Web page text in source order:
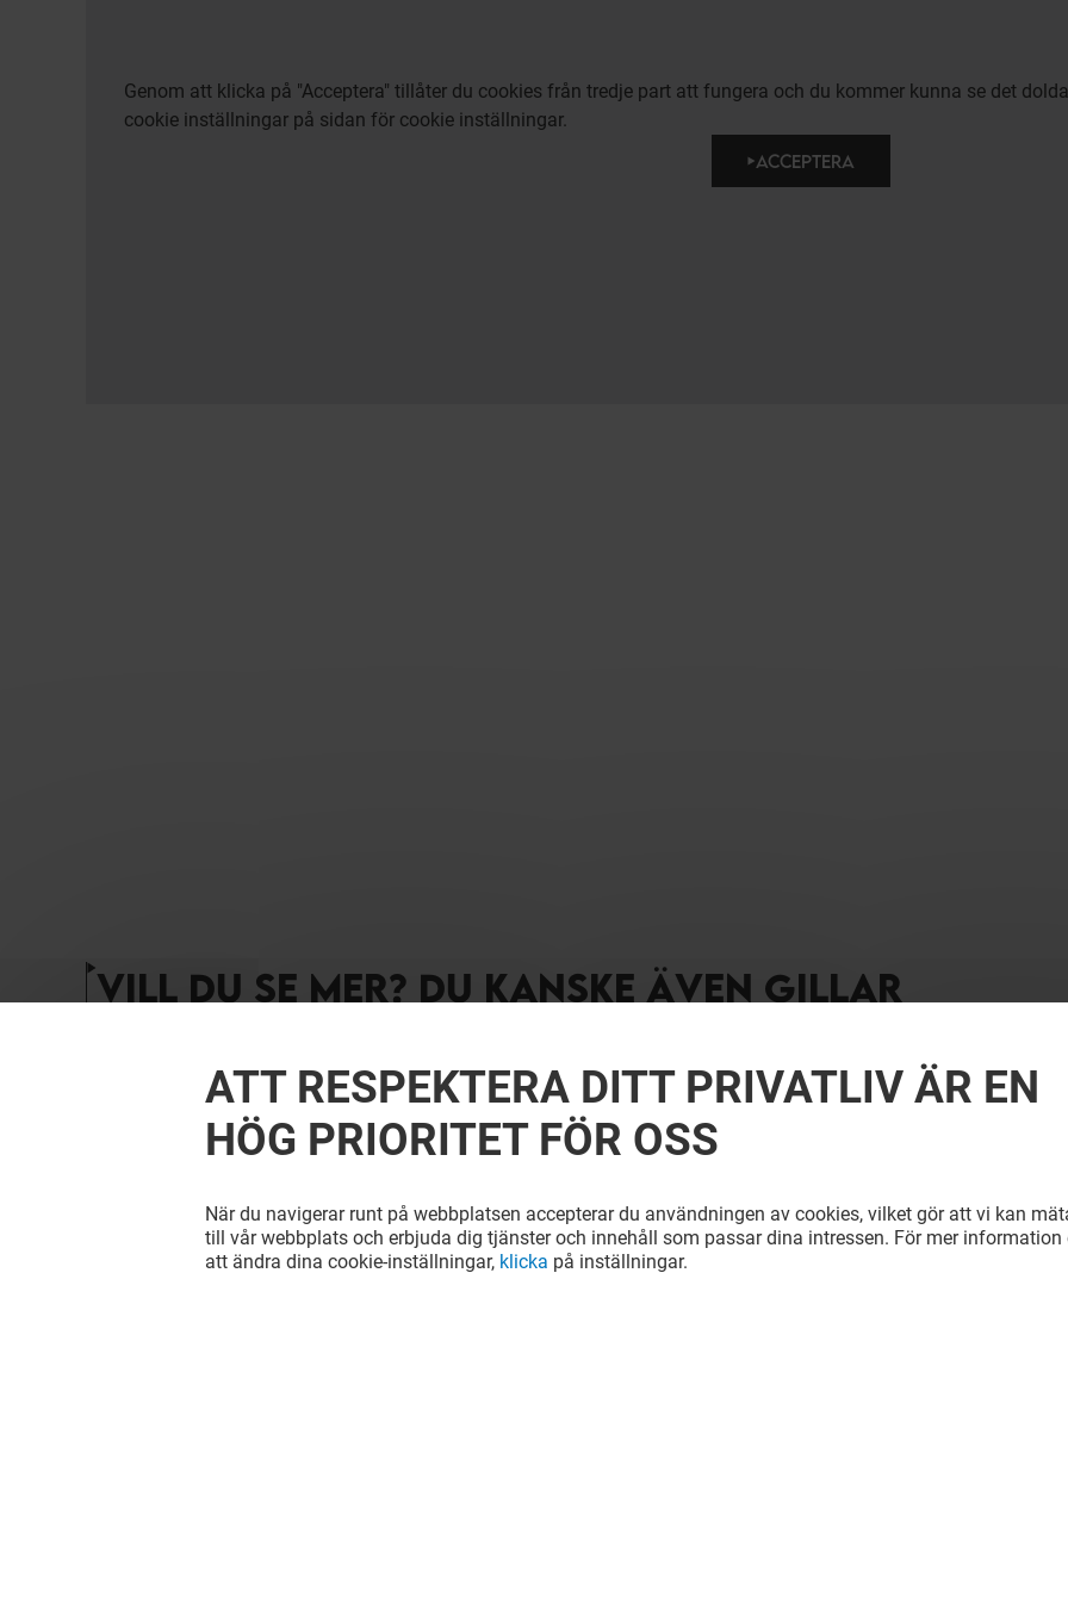
Genom att klicka på "Acceptera" tillåter du cookies från tredje part att fungera och du kommer kunna se det
cookie inställningar på sidan för cookie inställningar.
ACCEPTERA
VILL DU SE MER? DU KANSKE ÄVEN GILLAR
ATT RESPEKTERA DITT PRIVATLIV ÄR EN
HÖG PRIORITET FÖR OSS
När du navigerar runt på webbplatsen accepterar du användningen av cookies, vilket gör att vi kan
till vår webbplats och erbjuda dig tjänster och innehåll som passar dina intressen. För mer information
att ändra dina cookie-inställningar, klicka på inställningar.